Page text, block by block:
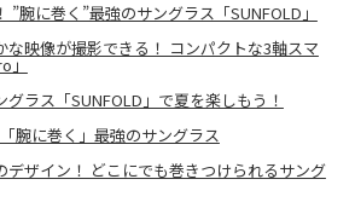
腕に巻く”最強のサングラス「SUNFOLD」
映像が撮影できる！ コンパクトな3軸スマ
」
グラス「SUNFOLD」で夏を楽しもう！
腕に巻く」最強のサングラス
デザイン！ どこにでも巻きつけられるサング